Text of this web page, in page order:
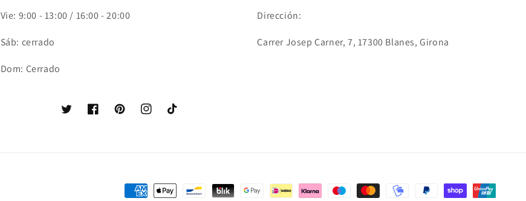
Vie: 9:00 - 13:00 / 16:00 - 20:00
Sáb: cerrado
Dom: Cerrado
Dirección:
Carrer Josep Carner, 7, 17300 Blanes, Girona
TwitterFacebookPinterestInstagramTikTok
Métodos